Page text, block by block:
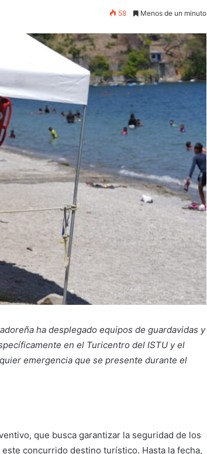
58 Menos de un minuto
ha desplegado equipos de guardavidas y
en el Turicentro del ISTU y el
emergencia que se presente durante el
que busca garantizar la seguridad de los
concurrido destino turístico. Hasta la fecha,